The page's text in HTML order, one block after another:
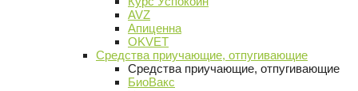
AVZ
Апиценна
OKVET
Средства приучающие, отпугивающие
Средства приучающие, отпугивающие
БиоВакс